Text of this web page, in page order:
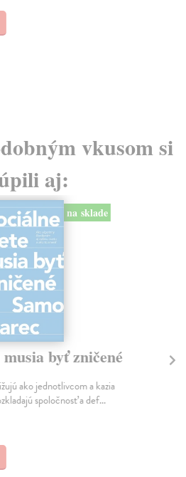
vkusom si
aj:
na sklade
byť zničené
ako jednotlivcom a kazia
spoločnosť a def...